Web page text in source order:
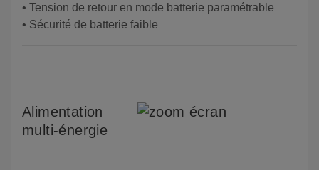
• Tension de retour en mode batterie paramétrable
• Sécurité de batterie faible
Alimentation
multi-énergie